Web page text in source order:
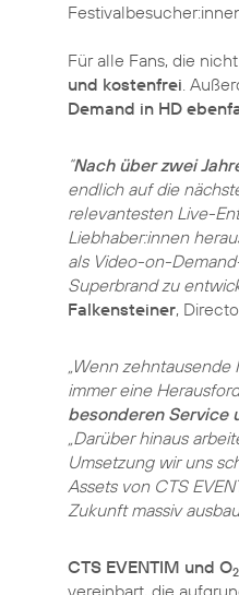
Für alle Fans, die
und kostenfrei.
Demand in HD
“Nach über zwei
endlich auf die
relevantesten Live-
Liebhaber:innen
als Video-on-
Superbrand zu
Falkensteiner,
„Wenn
immer eine
besonderen
„Darüber hinaus
Umsetzung wir uns
Assets von CTS
Zukunft massiv
CTS EVENTIM und O2
vereinbart, die